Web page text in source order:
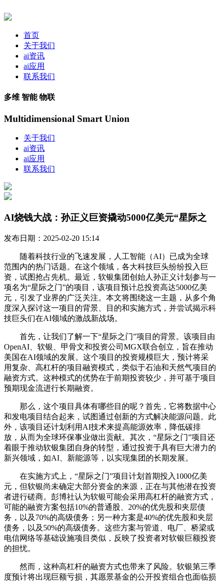
首页
关于我们
ai资讯
ai应用
联系我们
多维 智能 物联
Multidimensional Smart Union
关于我们
ai资讯
ai应用
联系我们
AI烧钱大战：孙正义巨资撬动5000亿美元“星际之
发布日期：2025-02-20 15:14
随着科技行业的飞速发展，人工智能（AI）已成为全球
范围内的热门话题。在这个领域，各大科技巨头纷纷投入巨
资，试图抢占先机。最近，软银集团创始人孙正义计划参与一
项名为“星际之门”的项目，该项目预计总投资高达5000亿美
元，引发了业界的广泛关注。本文将围绕这一主题，从多个角
度深入探讨这一项目的背景、目的和实施方式，并尝试揭示科
技巨头们在AI领域的激战新战场。
首先，让我们了解一下“星际之门”项目的背景。该项目由
OpenAI、软银、甲骨文和投资公司MGX联合创立，旨在推动
美国在AI领域的发展。这个项目的投资规模巨大，预计将采
用复杂、高杠杆的项目融资模式，类似于石油和天然气项目的
融资方式。这种模式的优势在于前期投资较少，并可基于项目
预期现金流进行长期融资。
那么，这个项目具体有哪些目的呢？首先，它将数据中心
和发电项目结合起来，试图通过创新的方式解决能源问题。此
外，该项目还计划利用AI技术来提高能源效率，降低碳排
放，从而为全球环保事业做出贡献。其次，“星际之门”项目还
着眼于推动软银集团自身的转型，通过投资于具有巨大潜力的
新兴领域，如AI、新能源等，以实现集团的长期发展。
在实施方式上，“星际之门”项目计划首期投入1000亿美
元，但软银尚未确定大部分资金的来源，正在与其他潜在投资
者进行磋商。彭博社认为软银可能会采用高杠杆的融资方式，
可能的融资方案包括10%的普通股、20%的优先股和夹层债
务，以及70%的高级债务；另一种方案是40%的优先股和夹层
债务，以及50%的高级债务。这些方案与管道、电厂、桥梁或
电信网络等基础设施项目类似，反映了投资者对软银巨额投资
的担忧。
然而，这种高杠杆的融资方式也带来了风险。软银第三季
度预计将出现巨额亏损，其愿景基金的公开投资组合也面临损